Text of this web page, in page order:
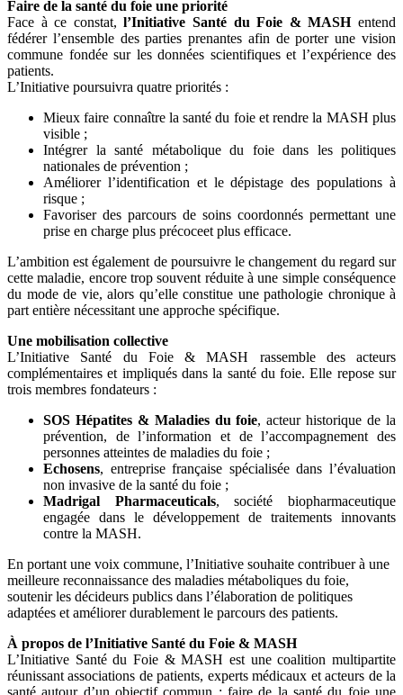
Faire de la santé du foie une priorité
Face à ce constat,l’Initiative Santé du Foie & MASHentend
fédérer l’ensemble des parties prenantes afin de porter une vision
commune fondée sur les données scientifiques et l’expérience des
patients.
L’Initiative poursuivra quatre priorités :
Mieux faire connaître la santé du foie et rendre la MASH plus
visible ;
Intégrer la santé métabolique du foie dans les politiques
nationales de prévention ;
Améliorer l’identification et le dépistage des populations à
risque ;
Favoriser des parcours de soins coordonnés permettant une
prise en charge plus précoceet plus efficace.
L’ambition est également de poursuivre le changement du regard sur
cette maladie, encore trop souvent réduite à une simple conséquence
du mode de vie, alors qu’elle constitue une pathologie chronique à
part entière nécessitant une approche spécifique.
Une mobilisation collective
L’Initiative Santé du Foie & MASH rassemble des acteurs
complémentaires et impliqués dans la santé du foie. Elle repose sur
trois membres fondateurs :
SOS Hépatites & Maladies du foie, acteur historique de la
prévention, de l’information et de l’accompagnement des
personnes atteintes de maladies du foie ;
Echosens, entreprise française spécialisée dans l’évaluation
non invasive de la santé du foie ;
Madrigal Pharmaceuticals, société biopharmaceutique
engagée dans le développement de traitements innovants
contre la MASH.
En portant une voix commune, l’Initiative souhaite contribuer à une
meilleure reconnaissance des maladies métaboliques du foie,
soutenir les décideurs publics dans l’élaboration de politiques
adaptées et améliorer durablement le parcours des patients.
À propos de l’Initiative Santé du Foie & MASH
L’Initiative Santé du Foie & MASH est une coalition multipartite
réunissant associations de patients, experts médicaux et acteurs de la
santé autour d’un objectif commun : faire de la santé du foie une